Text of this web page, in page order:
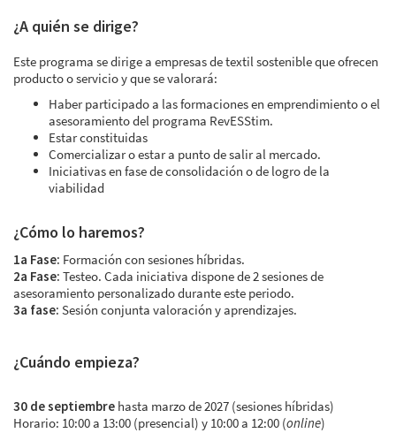
¿A quién se dirige?
Este programa se dirige a empresas de textil sostenible que ofrecen
producto o servicio y que se valorará:
Haber participado a las formaciones en emprendimiento o el
asesoramiento del programa RevESStim.
Estar constituidas
Comercializar o estar a punto de salir al mercado.
Iniciativas en fase de consolidación o de logro de la
viabilidad
¿Cómo lo haremos?
1a Fase: Formación con sesiones híbridas.
2a Fase: Testeo. Cada iniciativa dispone de 2 sesiones de
asesoramiento personalizado durante este periodo.
3a fase: Sesión conjunta valoración y aprendizajes.
¿Cuándo empieza?
30 de septiembre hasta marzo de 2027 (sesiones híbridas)
Horario: 10:00 a 13:00 (presencial) y 10:00 a 12:00 (online)